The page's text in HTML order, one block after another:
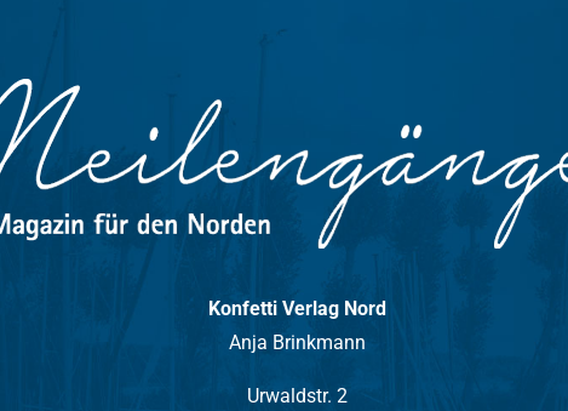
Konfetti Verlag Nord
Anja Brinkmann
Urwaldstr. 2